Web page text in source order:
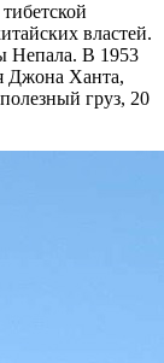
властей.
Непала. В 1953
Джона Ханта,
груз, 20